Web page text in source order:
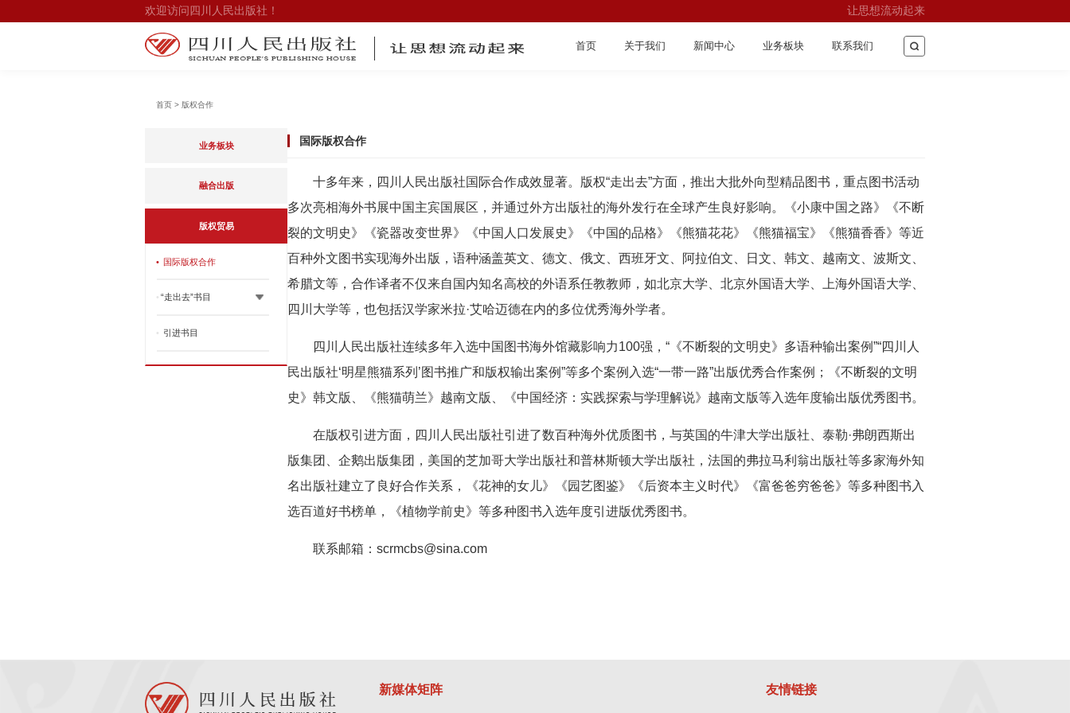
首页
关于我们
新闻中心
业务板块
欢迎访问四川人民出版社！ 让思想流动起来
首页 关于我们 新闻中心 业务板块 联系我们
首页 > 版权合作
业务板块
融合出版
版权贸易
• 国际版权合作
• “走出去”书目
• 引进书目
国际版权合作
十多年来，四川人民出版社国际合作成效显著。版权“走出去”方面，推出大批外向型精品图书，重点图书活动
多次亮相海外书展中国主宾国展区，并通过外方出版社的海外发行在全球产生良好影响。《小康中国之路》《不断
裂的文明史》《瓷器改变世界》《中国人口发展史》《中国的品格》《熊猫花花》《熊猫福宝》《熊猫香香》等近
百种外文图书实现海外出版，语种涵盖英文、德文、俄文、西班牙文、阿拉伯文、日文、韩文、越南文、波斯文、
希腊文等，合作译者不仅来自国内知名高校的外语系任教教师，如北京大学、北京外国语大学、上海外国语大学、
四川大学等，也包括汉学家米拉·艾哈迈德在内的多位优秀海外学者。
四川人民出版社连续多年入选中国图书海外馆藏影响力100强，“《不断裂的文明史》多语种输出案例”“四川人
民出版社‘明星熊猫系列’图书推广和版权输出案例”等多个案例入选“一带一路”出版优秀合作案例；《不断裂的文明
史》韩文版、《熊猫萌兰》越南文版、《中国经济：实践探索与学理解说》越南文版等入选年度输出版优秀图书。
在版权引进方面，四川人民出版社引进了数百种海外优质图书，与英国的牛津大学出版社、泰勒·弗朗西斯出
版集团、企鹅出版集团，美国的芝加哥大学出版社和普林斯顿大学出版社，法国的弗拉马利翁出版社等多家海外知
名出版社建立了良好合作关系，《花神的女儿》《园艺图鉴》《后资本主义时代》《富爸爸穷爸爸》等多种图书入
选百道好书榜单，《植物学前史》等多种图书入选年度引进版优秀图书。
联系邮箱：scrmcbs@sina.com
新媒体矩阵 友情链接